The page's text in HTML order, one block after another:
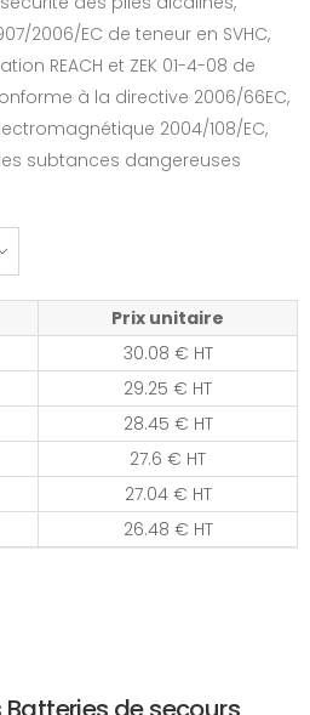
2006/EC de teneur en SVHC,
REACH et ZEK 01-4-08 de
à la directive 2006/66EC,
2004/108/EC,
subtances dangereuses
Prix unitaire
30.08 € HT
29.25 € HT
28.45 € HT
27.6 € HT
27.04 € HT
26.48 € HT